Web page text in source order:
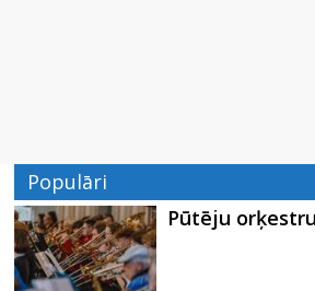
Populāri
Pūtēju